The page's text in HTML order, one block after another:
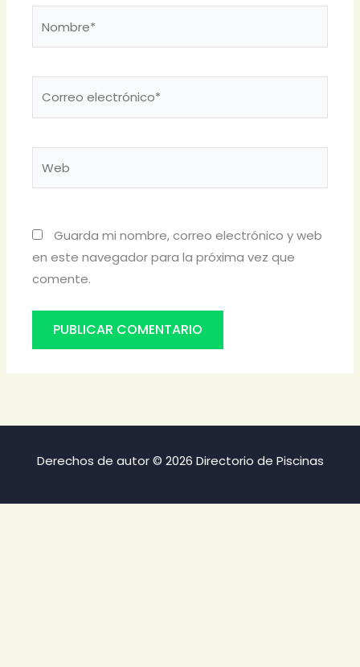
Guarda mi nombre, correo electrónico y web
en este navegador para la próxima vez que
comente.
Derechos de autor © 2026 Directorio de Piscinas